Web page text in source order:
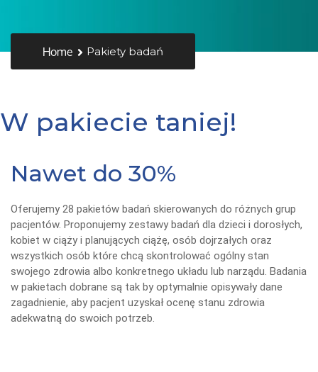
Home Pakiety badań
W pakiecie taniej!
Nawet do 30%
Oferujemy 28 pakietów badań skierowanych do różnych grup
pacjentów. Proponujemy zestawy badań dla dzieci i dorosłych,
kobiet w ciąży i planujących ciążę, osób dojrzałych oraz
wszystkich osób które chcą skontrolować ogólny stan
swojego zdrowia albo konkretnego układu lub narządu. Badania
w pakietach dobrane są tak by optymalnie opisywały dane
zagadnienie, aby pacjent uzyskał ocenę stanu zdrowia
adekwatną do swoich potrzeb.